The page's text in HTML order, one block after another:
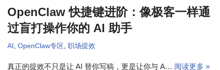
OpenClaw 快捷键进阶：像极客一样通
过盲打操作你的 AI 助手
AI , OpenClaw专区 , 职场提效
真正的提效不只是让 AI 替你写稿，更是让你与 A… 阅读更多 »